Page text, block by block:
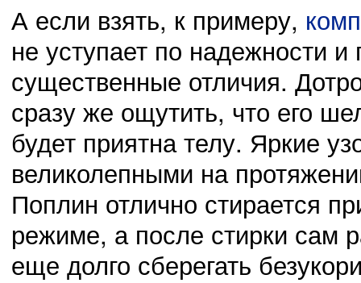
А если взять, к примеру,
не уступает по надежности
существенные отличия.
сразу же ощутить, что его
будет приятна телу. Яркие
великолепными на
Поплин отлично стирается
режиме, а после стирки сам
еще долго сберегать